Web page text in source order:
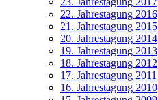
22. Jahrestagung 2016
21. Jahrestagung 2015
20. Jahrestagung 2014
19. Jahrestagung 2013
18. Jahrestagung 2012
17. Jahrestagung 2011
16. Jahrestagung 2010